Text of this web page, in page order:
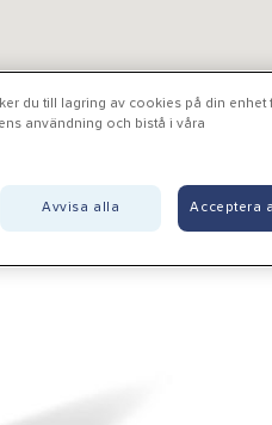
-
du till lagring av cookies på din enhet
användning och bistå i våra
Avvisa alla Acceptera